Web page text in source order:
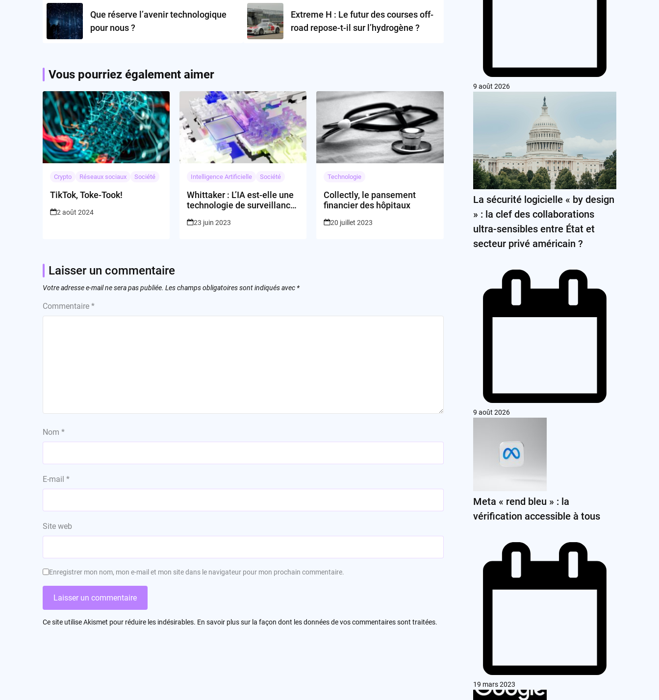
navigationQue réserve l’avenir technologique
pour nous ?
Extreme H : Le futur des courses off-
road repose-t-il sur l’hydrogène ?
Vous pourriez également aimer
Crypto Réseaux sociaux Société
TikTok, Toke-Took!
2 août 2024
Intelligence Artificielle Société
Whittaker : L’IA est-elle une
technologie de surveillance
23 juin 2023
Technologie
Collectly, le pansement
financier des hôpitaux
20 juillet 2023
Laisser un commentaire
Votre adresse e-mail ne sera pas publiée. Les champs obligatoires sont indiqués avec *
Commentaire *
Nom *
E-mail *
Site web
Enregistrer mon nom, mon e-mail et mon site dans le navigateur pour mon prochain commentaire.
Ce site utilise Akismet pour réduire les indésirables. En savoir plus sur la façon dont les données de vos commentaires sont traitées.
9 août 2026
La sécurité logicielle « by design
» : la clef des collaborations
ultra-sensibles entre État et
secteur privé américain ?
9 août 2026
Meta « rend bleu » : la
vérification accessible à tous
19 mars 2023